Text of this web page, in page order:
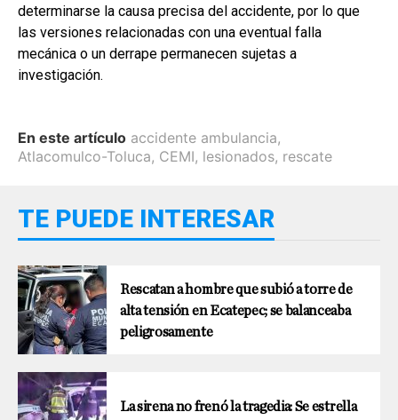
determinarse la causa precisa del accidente, por lo que
las versiones relacionadas con una eventual falla
mecánica o un derrape permanecen sujetas a
investigación.
En este artículo accidente ambulancia,
Atlacomulco-Toluca, CEMI, lesionados, rescate
TE PUEDE INTERESAR
Rescatan a hombre que subió a torre de
alta tensión en Ecatepec; se balanceaba
peligrosamente
La sirena no frenó la tragedia: Se estrella